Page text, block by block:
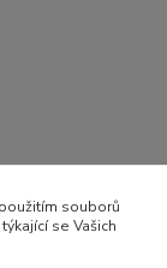
souborů
se Vašich